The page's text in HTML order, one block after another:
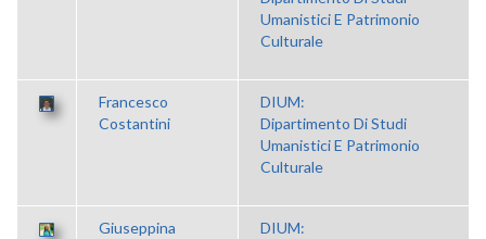
Umanistici E Patrimonio
Culturale
Francesco
Costantini
DIUM:
Dipartimento Di Studi
Umanistici E Patrimonio
Culturale
Giuseppina
DIUM: